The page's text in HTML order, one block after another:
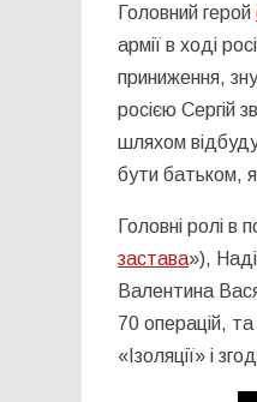
Головний герой
армії в ході
приниження,
росією Сергій
шляхом
бути батьком,
Головні ролі в
застава»),
Валентина
70 операцій,
«Ізоляції» і